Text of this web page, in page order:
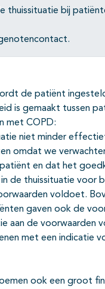
thuissituatie bij
de patiënt
is gemaakt tussen
met COPD:
niet minder
omdat we
en dat het
de thuissituatie voor
voldoet.
gaven ook de
aan de voorwaarden
met een indicatie
ook een groot